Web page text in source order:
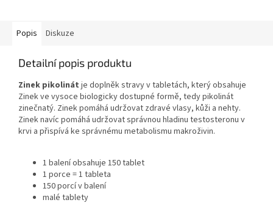
Popis Diskuze
Detailní popis produktu
Zinek pikolinát je doplněk stravy v tabletách, který obsahuje
Zinek ve vysoce biologicky dostupné formě, tedy pikolinát
zinečnatý. Zinek pomáhá udržovat zdravé vlasy, kůži a nehty.
Zinek navíc pomáhá udržovat správnou hladinu testosteronu v
krvi a přispívá ke správnému metabolismu makroživin.
1 balení obsahuje 150 tablet
1 porce = 1 tableta
150 porcí v balení
malé tablety